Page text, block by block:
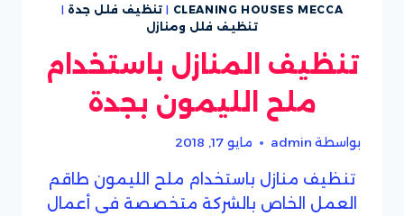
CLEANING HOUSES MECCA
| تنظيف فلل جدة |
تنظيف فلل ومنازل
تنظيف المنازل باستخدام
ملح الليمون بجدة
بواسطة admin مايو 17, 2018
تنظيف منازل باستخدام ملح الليمون طاقم
العمل الخاص بالشركة متخصصة في أعمال